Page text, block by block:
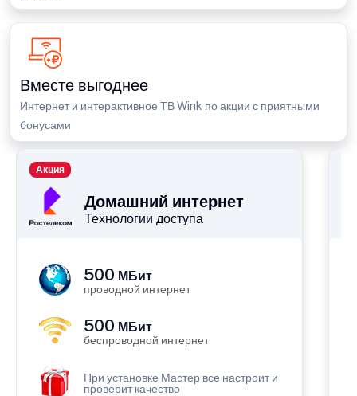
Вместе выгоднее
Интернет и интерактивное ТВ Wink по акции с приятными
бонусами
Домашний интернет
Технологии доступа
Акция
500 МБит
проводной интернет
500 МБит
беспроводной интернет
При установке Мастер все настроит и
проверит качество